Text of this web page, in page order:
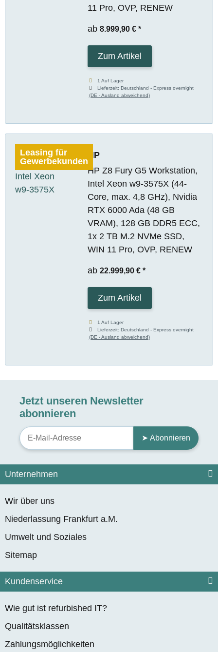
11 Pro, OVP, RENEW
ab 8.999,90 € *
Zum Artikel
1 Auf Lager
Lieferzeit:Deutschland - Express overnight
(DE - Ausland abweichend)
Leasing für
Gewerbekunden
HP
HP Z8 Fury G5 Workstation,
Intel Xeon w9-3575X (44-
Core, max. 4,8 GHz), Nvidia
RTX 6000 Ada (48 GB
VRAM), 128 GB DDR5 ECC,
1x 2 TB M.2 NVMe SSD,
WIN 11 Pro, OVP, RENEW
ab 22.999,90 € *
Zum Artikel
1 Auf Lager
Lieferzeit:Deutschland - Express overnight
(DE - Ausland abweichend)
Jetzt unseren Newsletter
abonnieren
➤ Abonnieren
Unternehmen
Wir über uns
Niederlassung Frankfurt a.M.
Umwelt und Soziales
Sitemap
Kundenservice
Wie gut ist refurbished IT?
Qualitätsklassen
Zahlungsmöglichkeiten